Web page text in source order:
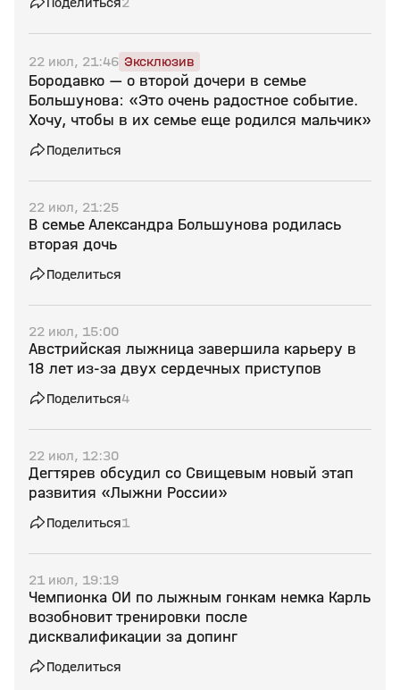
22 июл, 21:46 Эксклюзив
Бородавко — о второй дочери в семье
Большунова: «Это очень радостное событие.
Хочу, чтобы в их семье еще родился мальчик»
Поделиться
22 июл, 21:25
В семье Александра Большунова родилась
вторая дочь
Поделиться
22 июл, 15:00
Австрийская лыжница завершила карьеру в
18 лет из‑за двух сердечных приступов
Поделиться4
22 июл, 12:30
Дегтярев обсудил со Свищевым новый этап
развития «Лыжни России»
Поделиться1
21 июл, 19:19
Чемпионка ОИ по лыжным гонкам немка Карль
возобновит тренировки после
дисквалификации за допинг
Поделиться